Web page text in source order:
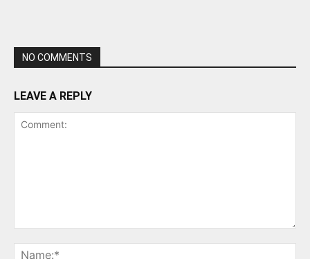
NO COMMENTS
LEAVE A REPLY